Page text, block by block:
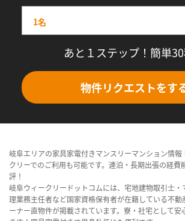
あと１ステップ！簡単30
物件リクエストをす
岐阜エリアの家具家電付きマンスリーマンション情報
クリーでのご利用も可能です。連泊・長期出張の経費
評！
岐阜ウィークリードットコムには、宅地建物取引士
理業務主任者など国家資格保有者が在籍している不動
ーナー直物件が掲載されています。寮・社宅として安